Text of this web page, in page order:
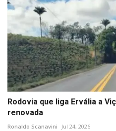
Rodovia que liga Ervália a
renovada
Ronaldo Scanavini Jul 24, 2026